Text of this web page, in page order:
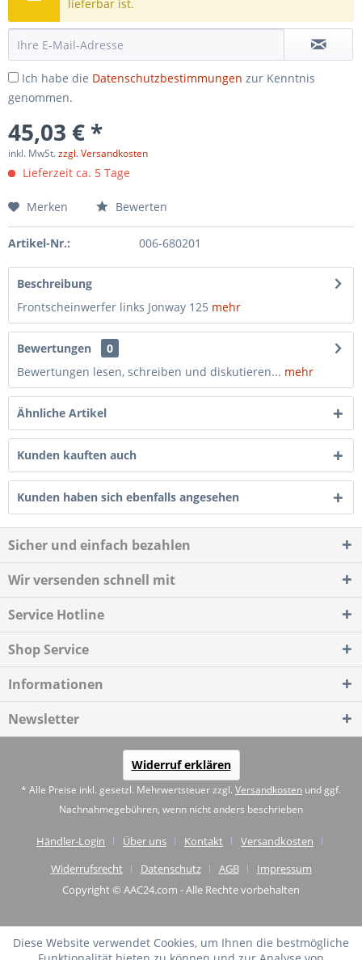
lieferbar ist.
Ich habe die Datenschutzbestimmungen zur Kenntnis
genommen.
45,03 € *
inkl. MwSt.zzgl. Versandkosten
Lieferzeit ca. 5 Tage
Merken Bewerten
Artikel-Nr.: 006-680201
Beschreibung
Frontscheinwerfer links Jonway 125 mehr
Bewertungen
0
Bewertungen lesen, schreiben und diskutieren... mehr
Ähnliche Artikel
Kunden kauften auch
Kunden haben sich ebenfalls angesehen
Sicher und einfach bezahlen
Wir versenden schnell mit
Service Hotline
Shop Service
Informationen
Newsletter
Widerruf erklären
* Alle Preise inkl. gesetzl. Mehrwertsteuer zzgl. Versandkosten und ggf.
Nachnahmegebühren, wenn nicht anders beschrieben
Händler-Login Über uns Kontakt
Versandkosten
Widerrufsrecht
Datenschutz AGB
Impressum
Copyright © AAC24.com - Alle Rechte vorbehalten
Diese Website verwendet Cookies, um Ihnen die bestmögliche